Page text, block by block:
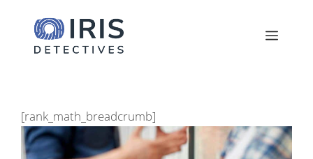
contenido
Menú
[rank_math_breadcrumb]